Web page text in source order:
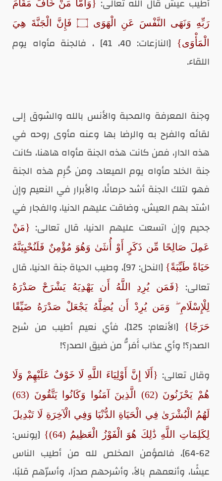
أطيب عيش قال الله تعالى: {وَأَمَّا مَنْ خَافَ مَقَامَ
رَبِّهِ وَنَهَى النَّفْسَ عَنِ الْهَوَى ۝ فَإِنَّ الْجَنَّةَ هِيَ
الْمَأْوَى}
[النازعات: 40، 41] ، فالجنة مأواه يوم
اللقاء.
وجنة المعرفة والمحبة والأنس بالله والشوق إلى
لقائه والفرح به والرضا بها وعنه مأوى روحه في
هذه الدار، فمن كانت هذه الجنة مأواه هاهنا، كانت
جنة الخلد مأواه يوم الميعاد، ومن حُرِم هذه الجنة
فهو لتلك الجنة أشد حرمانًا، والأبرار في النعيم وإن
اشتد بهم العيش، وضاقت عليهم الدنيا، والفجار في
جحيم وإن اتسعت عليهم الدنيا، قال تعالى: {مَنْ
عَمِلَ صَالِحًا مِّن ذَكَرٍ أَوْ أُنثَىٰ وَهُوَ مُؤْمِنٌ فَلَنُحْيِيَنَّهُ
حَيَاةً طَيِّبَةً}
[النحل: 97]، وطيب الحياة جنة الدنيا، قال
تعالى:
{فَمَن يُرِدِ اللَّهُ أَن يَهْدِيَهُ يَشْرَحْ صَدْرَهُ
لِلْإِسْلَامِ ۖ وَمَن يُرِدْ أَن يُضِلَّهُ يَجْعَلْ صَدْرَهُ ضَيِّقًا
حَرَجًا}
[الأنعام: 125]، فأي نعيم أطيب من شرح
الصدر؟! وأي عذاب أَمَرُّ من ضيق الصدر؟!
وقال تعالى: {أَلَا إِنَّ أَوْلِيَاءَ اللَّهِ لَا خَوْفٌ عَلَيْهِمْ وَلَا
هُمْ يَحْزَنُونَ (62) الَّذِينَ آمَنُوا وَكَانُوا يَتَّقُونَ (63)
لَهُمُ الْبُشْرَىٰ فِي الْحَيَاةِ الدُّنْيَا وَفِي الْآخِرَةِ لَا تَبْدِيلَ
لِكَلِمَاتِ اللَّهِ ذَٰلِكَ هُوَ الْفَوْزُ الْعَظِيمُ (64)}
[يونس:
62-64]، فالمؤمن المخلص لله من أطيب الناس
عيشًا، وأنعمهم بالاً، وأشرحهم صدرًا، وأسرّهم قلبًا،